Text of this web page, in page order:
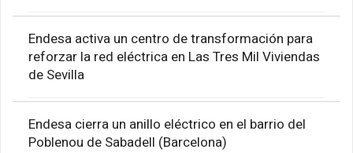
Endesa activa un centro de transformación para
reforzar la red eléctrica en Las Tres Mil Viviendas
de Sevilla
Endesa cierra un anillo eléctrico en el barrio del
Poblenou de Sabadell (Barcelona)